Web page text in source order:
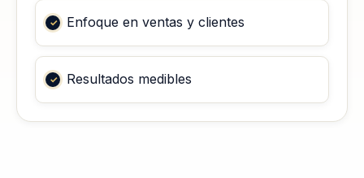
Enfoque en ventas y clientes
Resultados medibles